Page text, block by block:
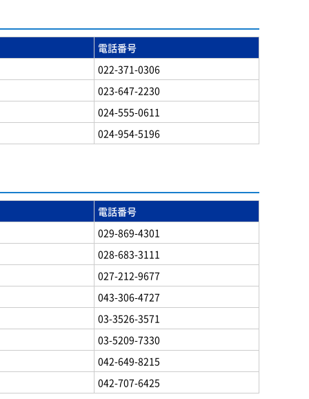
電話番号
022-371-0306
023-647-2230
024-555-0611
024-954-5196
電話番号
029-869-4301
028-683-3111
027-212-9677
043-306-4727
03-3526-3571
03-5209-7330
042-649-8215
042-707-6425